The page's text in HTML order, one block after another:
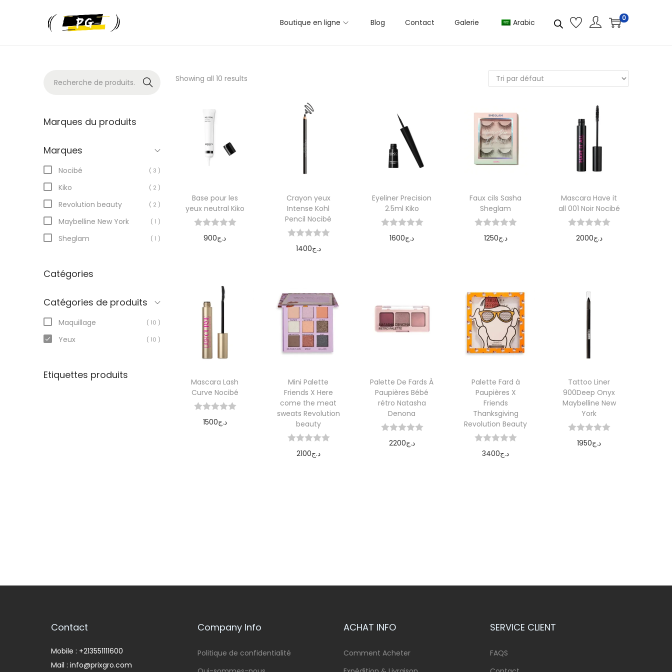
Boutique en ligne Blog Contact Galerie Arabic 0
Showing all 10 results
Base pour les
yeux neutral Kiko
900د.ج
Crayon yeux
Intense Kohl
Pencil Nocibé
1400د.ج
Eyeliner Precision
2.5ml Kiko
1600د.ج
Faux cils Sasha
Sheglam
1250د.ج
Mascara Have it
all 001 Noir Nocibé
2000د.ج
Mascara Lash
Curve Nocibé
1500د.ج
Mini Palette
Friends X Here
come the meat
sweats Revolution
beauty
2100د.ج
Palette De Fards À
Paupières Bébé
rétro Natasha
Denona
2200د.ج
Palette Fard à
Paupières X
Friends
Thanksgiving
Revolution Beauty
3400د.ج
Tattoo Liner
900Deep Onyx
Maybelline New
York
1950د.ج
Recher
Marques du produits
Marques
Nocibé ( 3 )
Kiko ( 2 )
Revolution beauty ( 2 )
Maybelline New York ( 1 )
Sheglam ( 1 )
Catégories
Catégories de produits
Maquillage ( 10 )
Yeux ( 10 )
Etiquettes produits
Contact
Mobile : +213551111600
Mail : info@prixgro.com
Company Info
Politique de confidentialité
ACHAT INFO
Comment Acheter
SERVICE CLIENT
FAQS